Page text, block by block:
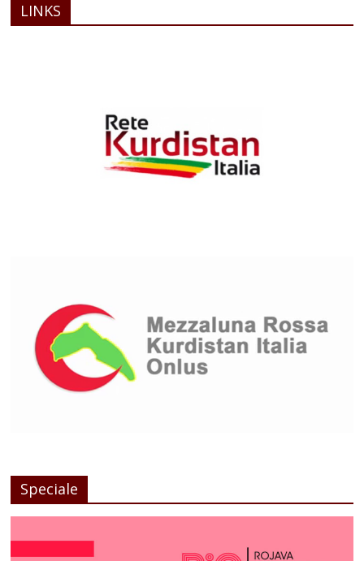
LINKS
Speciale